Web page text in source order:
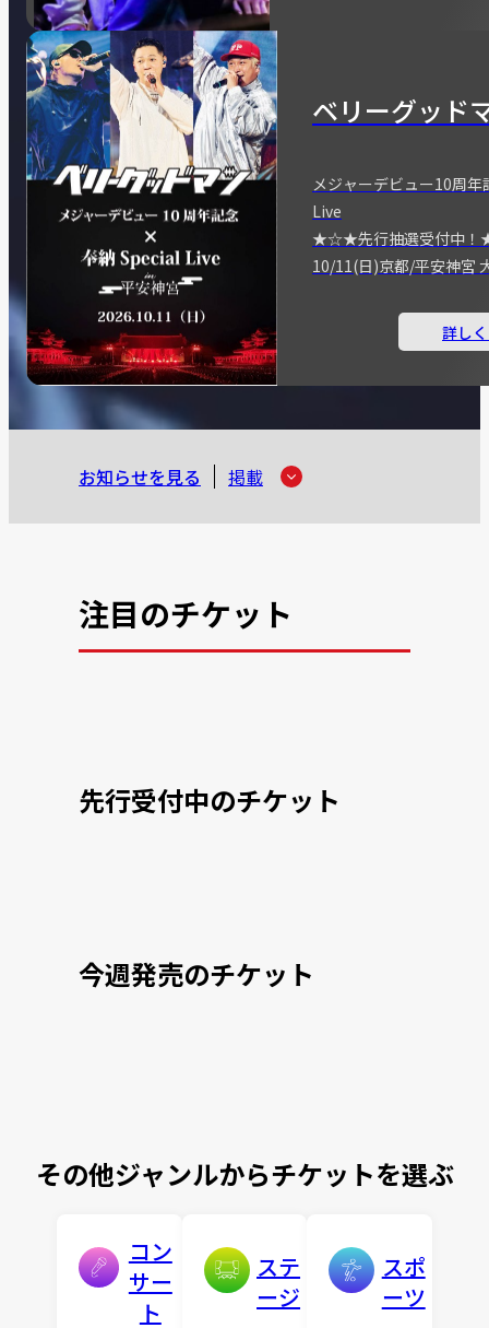
ベリーグッド
メジャーデビュー10周
Live
★☆★先行抽選受付中
10/11(日)京都/平安神宮
詳し
お知らせを見る 掲載
注目のチケット
先行受付中のチケット
今週発売のチケット
その他ジャンルからチケットを選ぶ
コン
サー
ト
ステ
ージ
スポ
ーツ